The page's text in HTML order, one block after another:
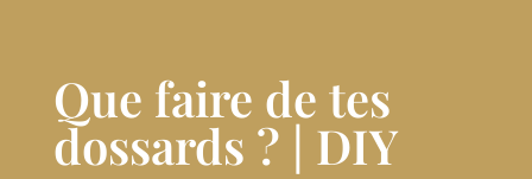
Que faire de tes
dossards ? | DIY